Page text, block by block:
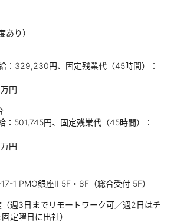
あり）
：329,230円、固定残業代（45時間）：
円
：501,745円、固定残業代（45時間）：
円
1 PMO銀座II 5F・8F（総合受付 5F）
週3日までリモートワーク可／週2日はチ
定曜日に出社）